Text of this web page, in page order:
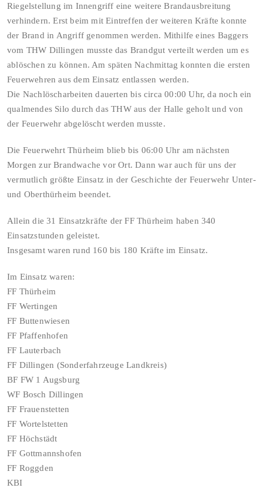
Riegelstellung im Innengriff eine weitere Brandausbreitung
verhindern. Erst beim mit Eintreffen der weiteren Kräfte konnte
der Brand in Angriff genommen werden. Mithilfe eines Baggers
vom THW Dillingen musste das Brandgut verteilt werden um es
ablöschen zu können. Am späten Nachmittag konnten die ersten
Feuerwehren aus dem Einsatz entlassen werden.
Die Nachlöscharbeiten dauerten bis circa 00:00 Uhr, da noch ein
qualmendes Silo durch das THW aus der Halle geholt und von
der Feuerwehr abgelöscht werden musste.
Die Feuerwehrt Thürheim blieb bis 06:00 Uhr am nächsten
Morgen zur Brandwache vor Ort. Dann war auch für uns der
vermutlich größte Einsatz in der Geschichte der Feuerwehr Unter-
und Oberthürheim beendet.
Allein die 31 Einsatzkräfte der FF Thürheim haben 340
Einsatzstunden geleistet.
Insgesamt waren rund 160 bis 180 Kräfte im Einsatz.
Im Einsatz waren:
FF Thürheim
FF Wertingen
FF Buttenwiesen
FF Pfaffenhofen
FF Lauterbach
FF Dillingen (Sonderfahrzeuge Landkreis)
BF FW 1 Augsburg
WF Bosch Dillingen
FF Frauenstetten
FF Wortelstetten
FF Höchstädt
FF Gottmannshofen
FF Roggden
KBI